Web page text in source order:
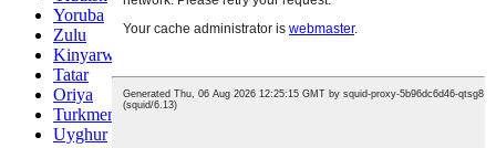
Yoruba
Zulu
Kinyarwanda
Tatar
Oriya
Turkmen
Uyghur